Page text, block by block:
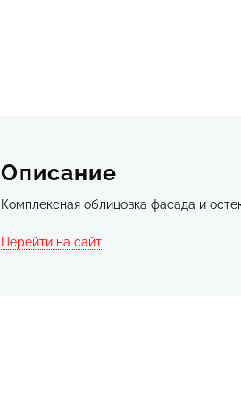
Описание
Комплексная облицовка фасада и
Перейти на сайт